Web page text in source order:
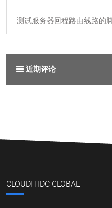
测试服务器回程路由线路的
近期评论
CLOUDITIDC GLOBAL